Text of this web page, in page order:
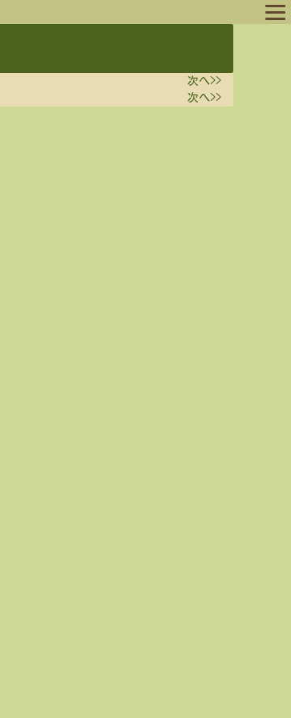
ログアウト
次へ>>
次へ>>